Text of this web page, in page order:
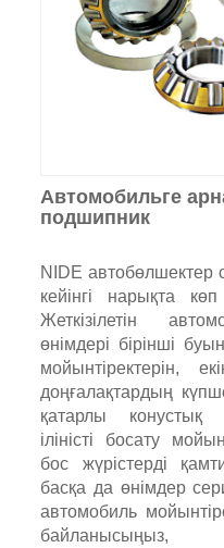
Автомобильге
подшипник
NIDE автобөлшектер
кейінгі нарықта
Жеткізілетін
өнімдері бірінші
мойынтіректерін,
доңғалақтардың
қатарлы конустық
іліністі босату
бос жүрістерді
басқа да өнімдер
автомобиль
байланысыңыз,